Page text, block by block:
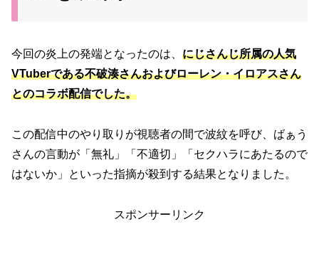
今回の炎上の発端となったのは、 にじさんじ所属の人気
VTuberである不破湊さんおよびローレン・イロアスさん
とのコラボ配信でした。
この配信中のやり取りが視聴者の間で波紋を呼び、ばぁう
さんの言動が「無礼」「不適切」「セクハラにあたるので
はないか」といった指摘が殺到する結果となりました。
スポンサーリンク